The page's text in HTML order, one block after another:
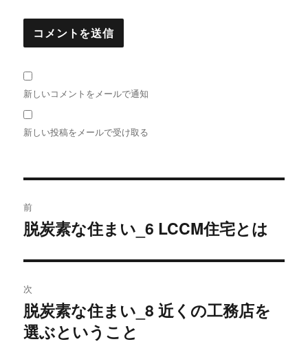
新しいコメントをメールで通知
新しい投稿をメールで受け取る
稿
ビ
ゲ
ー
前
過
の
投
稿:
脱炭素な住まい_6 LCCM住宅とは
次
次
の
脱炭素な住まい_8 近くの工務店を
選ぶということ